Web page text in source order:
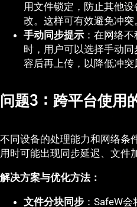
用文件锁定，防止其他
改。这样可有效避免冲突
手动同步提示 ：在网络
时，用户可以选择手动
容后再上传，以降低冲突
问题3：跨平台使用
不同设备的处理能力和网络条
用时可能出现同步延迟、文件
解决方案与优化方法：
文件分块同步 ：SafeW